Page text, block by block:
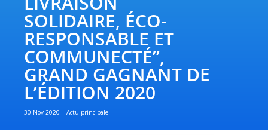
SOLIDAIRE, ÉCO-
RESPONSABLE ET
COMMUNECTÉ”,
GRAND GAGNANT DE
L’ÉDITION 2020
30 Nov 2020 Actu principale